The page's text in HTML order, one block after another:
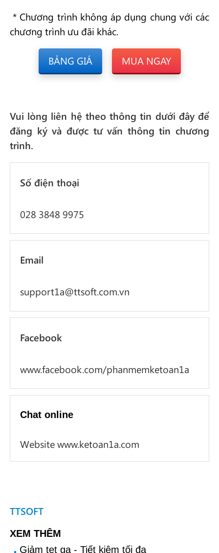
* Chương trình không áp dụng chung với các
chương trình ưu đãi khác.
BẢNG GIÁ MUA NGAY
Vui lòng liên hệ theo thông tin dưới đây để
đăng ký và được tư vấn thông tin chương
trình.
Số điện thoại
028 3848 9975
Email
support1a@ttsoft.com.vn
Facebook
www.facebook.com/phanmemketoan1a
Chat online
Website www.ketoan1a.com
TTSOFT
XEM THÊM
Giảm tẹt ga - Tiết kiệm tối đa